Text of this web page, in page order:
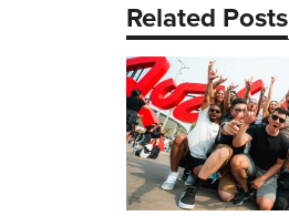
Related Posts